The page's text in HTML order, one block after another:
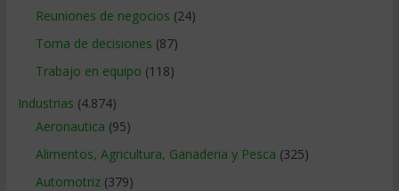
Reuniones de negocios (24)
Toma de decisiones (87)
Trabajo en equipo (118)
Industrias (4.874)
Aeronautica (95)
Alimentos, Agricultura, Ganaderia y Pesca (325)
Automotriz(379)